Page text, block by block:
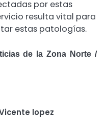
por estas
resulta vital para
estas patologías.
de la Zona Norte /
lopez